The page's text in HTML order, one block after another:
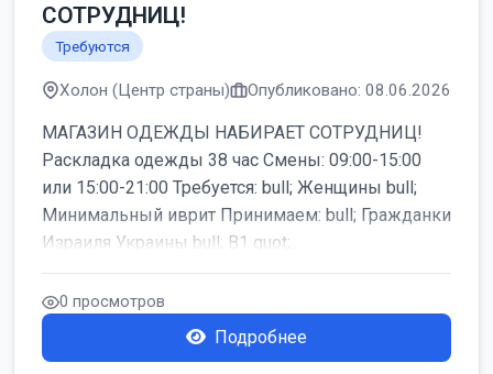
СОТРУДНИЦ!
Требуются
Холон (Центр страны) Опубликовано: 08.06.2026
МАГАЗИН ОДЕЖДЫ НАБИРАЕТ СОТРУДНИЦ!
Раскладка одежды 38 час Смены: 09:00-15:00
или 15:00-21:00 Требуется: bull; Женщины bull;
Минимальный иврит Принимаем: bull; Гражданки
Израиля Украины bull; B1 quot;...
0 просмотров
Подробнее